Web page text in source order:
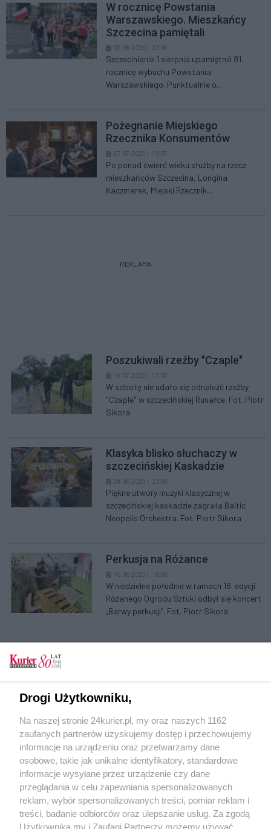
W rocznicę Powstania
Warszawskiego. Mieszkańcy
Szczecina pamiętali
02.08.2025 r. 22:08
Szczecinianie 1 sierpnia upamiętnili 81.
rocznicę wybuchu Powstania
Warszawskiego. Punktualnie o...
Pożegnanie Miejskiego
Rzecznika Konsumentów
27.07.2025 r. 13:07
Po ponad ćwierć wieku służby na rzecz
mieszkańców Szczecina, Longina
Kaczmarek, Miejski Rzecznik...
REKLAMA
Poszukiwali rzeźby "Czaple"
16.07.2025 r. 13:07
W sobotę nie udało się odnaleźć rzeźby
"Czaple" w szczecińskiej Rusałce. Fot. Piotr
Sikora
Klasyka blisko słuchaczy w
szczecińskiej Kaskadzie
28.06.2025 r. 23:06
Piękne utwory muzyki klasycznej w
szczecińskiej kaskadzie zagrała Baltic
Neopolis Orchestra. Fot. Piotr Sikora
Perkusja na Różance
16.06.2025 r. 10:06
W niedzielne południe w ramach 18. edycji
Różanego Ogrodu Sztuki odbył się koncert
„Barwy perkusji”. Fot. Piotr Sikora
««
Drogi Użytkowniku,
Na naszej stronie 24kurier.pl, my oraz naszych 1162
zaufanych partnerów uzyskujemy dostęp i przechowujemy
informacje na urządzeniu oraz przetwarzamy dane
osobowe, takie jak unikalne identyfikatory, standardowe
informacje wysyłane przez urządzenie czy dane
przeglądania w celu zapewniania spersonalizowanych
reklam, wybór spersonalizowanych treści, pomiar reklam i
treści, badanie odbiorców oraz ulepszanie usług. Za zgodą
Użytkownika my i Zaufani Partnerzy możemy używać